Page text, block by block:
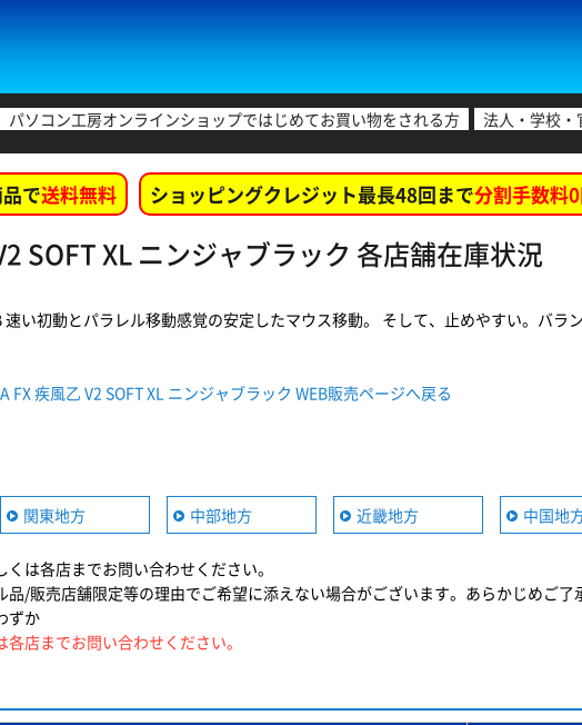
パソコン工房オンラインショップではじめてお買い物をされる方 法人・学校
で送料無料 ショッピングクレジット最長48回まで分割手数料
SOFT XL ニンジャブラック 各店舗在庫状況
速い初動とパラレル移動感覚の安定したマウス移動。 そして、止めやすい。バ
FX 疾風乙 V2 SOFT XL ニンジャブラック WEB販売ページへ戻る
関東地方 中部地方 近畿地方 中国地
は各店までお問い合わせください。
/販売店舗限定等の理由でご希望に添えない場合がございます。あらかじめご了
ずか
店までお問い合わせください。